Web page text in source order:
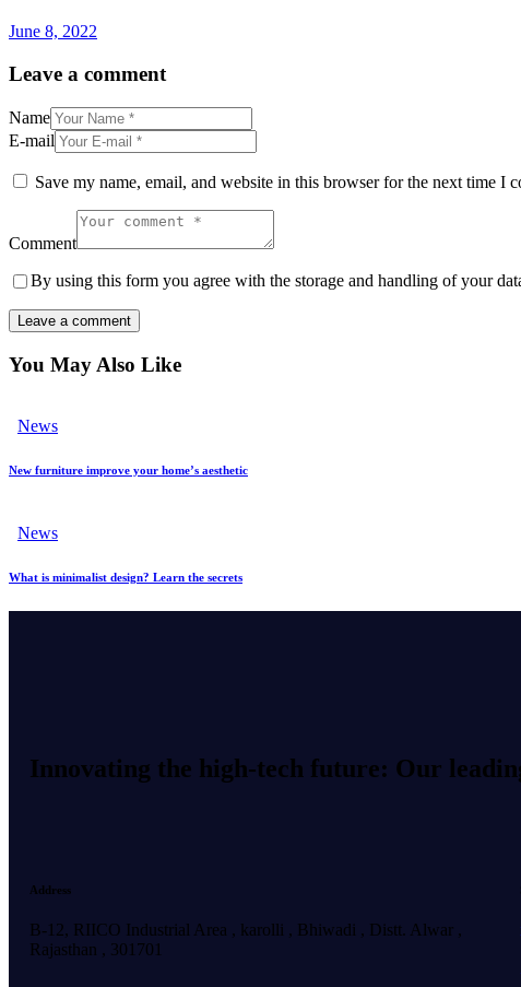
June 8, 2022
Leave a comment
Name
E-mail
Save my name, email, and website in this browser for the next time I
Comment
By using this form you agree with the storage and handling of your
You May Also Like
News
New furniture improve your home’s aesthetic
News
What is minimalist design? Learn the secrets
Innovating the high-tech future: Our
Address
B-12, RIICO Industrial Area , karolli , Bhiwadi , Distt. Alwar ,
Rajasthan , 301701